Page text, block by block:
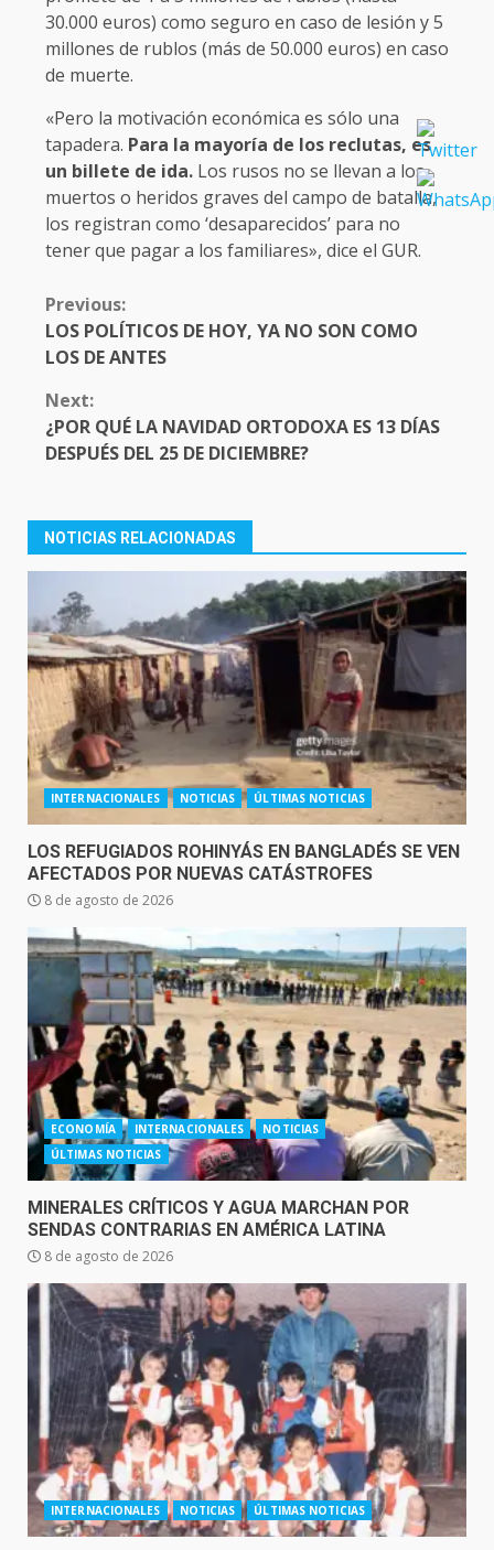
30.000 euros) como seguro en caso de lesión y 5
millones de rublos (más de 50.000 euros) en caso
de muerte.
«Pero la motivación económica es sólo una
tapadera. Para la mayoría de los reclutas, es
un billete de ida. Los rusos no se llevan a los
muertos o heridos graves del campo de batalla,
los registran como ‘desaparecidos’ para no
tener que pagar a los familiares», dice el GUR.
CONTINUE
READING
Previous:
LOS POLÍTICOS DE HOY, YA NO SON COMO
LOS DE ANTES
Next:
¿POR QUÉ LA NAVIDAD ORTODOXA ES 13 DÍAS
DESPUÉS DEL 25 DE DICIEMBRE?
NOTICIAS RELACIONADAS
INTERNACIONALES NOTICIAS ÚLTIMAS NOTICIAS
LOS REFUGIADOS ROHINYÁS EN BANGLADÉS SE VEN
AFECTADOS POR NUEVAS CATÁSTROFES
8 de agosto de 2026
ECONOMÍA INTERNACIONALES
NOTICIAS
ÚLTIMAS NOTICIAS
MINERALES CRÍTICOS Y AGUA MARCHAN POR
SENDAS CONTRARIAS EN AMÉRICA LATINA
8 de agosto de 2026
INTERNACIONALES NOTICIAS ÚLTIMAS NOTICIAS